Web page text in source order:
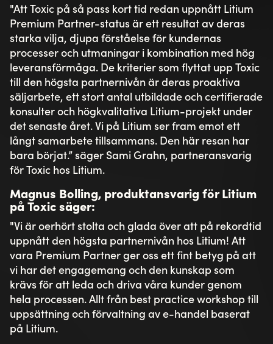
"Att Toxic på så pass kort tid redan uppnått Litium
Premium Partner-status är ett resultat av deras
starka vilja, djupa förståelse för kundernas
processer och utmaningar i kombination med hög
leveransförmåga. De kriterier som flyttat upp Toxic
till den högsta partnernivån är deras proaktiva
säljarbete, ett stort antal utbildade och certifierade
konsulter och högkvalitativa Litium-projekt under
det senaste året. Vi på Litium ser fram emot ett
långt samarbete tillsammans. Den här resan har
bara börjat.” säger Sami Grahn, partneransvarig
för Toxic hos Litium.
Magnus Bolling, produktansvarig för Litium
på Toxic säger:
"Vi är oerhört stolta och glada över att på rekordtid
uppnått den högsta partnernivån hos Litium! Att
vara Premium Partner ger oss ett fint betyg på att
vi har det engagemang och den kunskap som
krävs för att leda och driva våra kunder genom
hela processen. Allt från best practice workshop till
uppsättning och förvaltning av e-handel baserat
på Litium.